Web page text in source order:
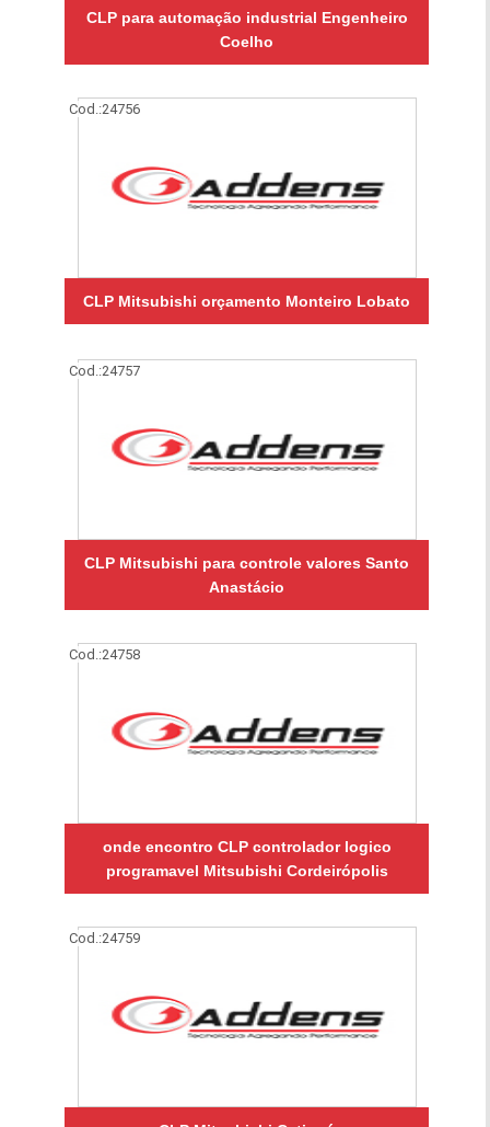
CLP para automação industrial Engenheiro
Coelho
Cod.:24756
CLP Mitsubishi orçamento Monteiro Lobato
Cod.:24757
CLP Mitsubishi para controle valores Santo
Anastácio
Cod.:24758
onde encontro CLP controlador logico
programavel Mitsubishi Cordeirópolis
Cod.:24759